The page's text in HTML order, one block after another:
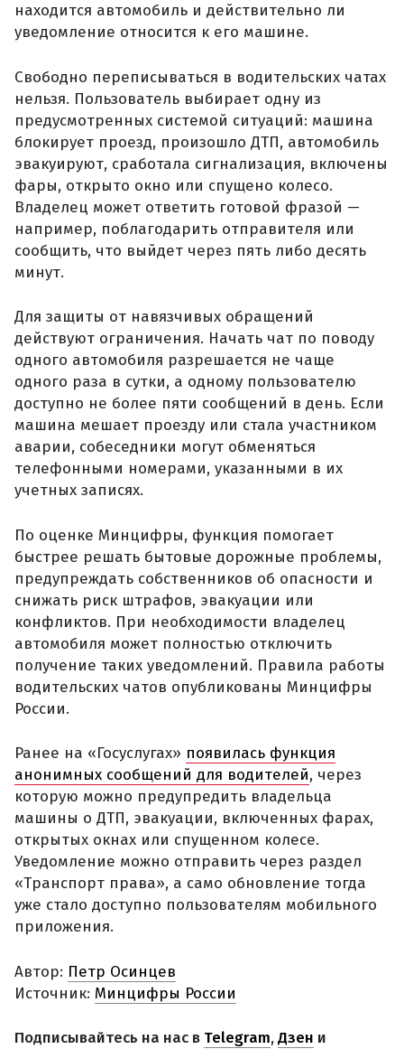
находится автомобиль и действительно ли
уведомление относится к его машине.
Свободно переписываться в водительских чатах
нельзя. Пользователь выбирает одну из
предусмотренных системой ситуаций: машина
блокирует проезд, произошло ДТП, автомобиль
эвакуируют, сработала сигнализация, включены
фары, открыто окно или спущено колесо.
Владелец может ответить готовой фразой —
например, поблагодарить отправителя или
сообщить, что выйдет через пять либо десять
минут.
Для защиты от навязчивых обращений
действуют ограничения. Начать чат по поводу
одного автомобиля разрешается не чаще
одного раза в сутки, а одному пользователю
доступно не более пяти сообщений в день. Если
машина мешает проезду или стала участником
аварии, собеседники могут обменяться
телефонными номерами, указанными в их
учетных записях.
По оценке Минцифры, функция помогает
быстрее решать бытовые дорожные проблемы,
предупреждать собственников об опасности и
снижать риск штрафов, эвакуации или
конфликтов. При необходимости владелец
автомобиля может полностью отключить
получение таких уведомлений. Правила работы
водительских чатов опубликованы Минцифры
России.
Ранее на «Госуслугах» появилась функция
анонимных сообщений для водителей, через
которую можно предупредить владельца
машины о ДТП, эвакуации, включенных фарах,
открытых окнах или спущенном колесе.
Уведомление можно отправить через раздел
«Транспорт права», а само обновление тогда
уже стало доступно пользователям мобильного
приложения.
Автор: Петр Осинцев
Источник: Минцифры России
Подписывайтесь на нас в Telegram,Дзен и